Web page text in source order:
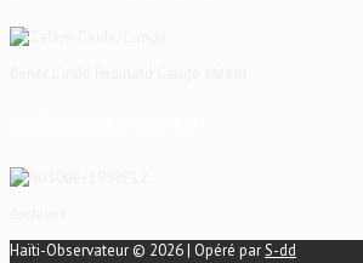
Haïti-Observateur © 2026 | Opéré parS-dd